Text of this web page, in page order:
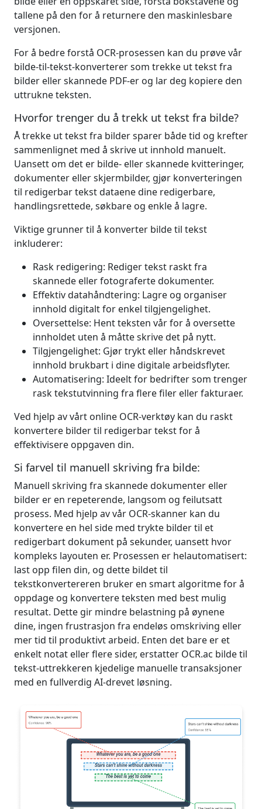
tallene på den for å returnere den maskinlesbare
versjonen.
For å bedre forstå OCR-prosessen kan du prøve vår
bilde-til-tekst-konverterer som trekke ut tekst fra
bilder eller skannede PDF-er og lar deg kopiere den
uttrukne teksten.
Hvorfor trenger du å trekk ut tekst fra bilde?
Å trekke ut tekst fra bilder sparer både tid og krefter
sammenlignet med å skrive ut innhold manuelt.
Uansett om det er bilde- eller skannede kvitteringer,
dokumenter eller skjermbilder, gjør konverteringen
til redigerbar tekst dataene dine redigerbare,
handlingsrettede, søkbare og enkle å lagre.
Viktige grunner til å konverter bilde til tekst
inkluderer:
Rask redigering: Rediger tekst raskt fra
skannede eller fotograferte dokumenter.
Effektiv datahåndtering: Lagre og organiser
innhold digitalt for enkel tilgjengelighet.
Oversettelse: Hent teksten vår for å oversette
innholdet uten å måtte skrive det på nytt.
Tilgjengelighet: Gjør trykt eller håndskrevet
innhold brukbart i dine digitale arbeidsflyter.
Automatisering: Ideelt for bedrifter som trenger
rask tekstutvinning fra flere filer eller fakturaer.
Ved hjelp av vårt online OCR-verktøy kan du raskt
konvertere bilder til redigerbar tekst for å
effektivisere oppgaven din.
Si farvel til manuell skriving fra bilde:
Manuell skriving fra skannede dokumenter eller
bilder er en repeterende, langsom og feilutsatt
prosess. Med hjelp av vår OCR-skanner kan du
konvertere en hel side med trykte bilder til et
redigerbart dokument på sekunder, uansett hvor
kompleks layouten er. Prosessen er helautomatisert:
last opp filen din, og dette bildet til
tekstkonvertereren bruker en smart algoritme for å
oppdage og konvertere teksten med best mulig
resultat. Dette gir mindre belastning på øynene
dine, ingen frustrasjon fra endeløs omskriving eller
mer tid til produktivt arbeid. Enten det bare er et
enkelt notat eller flere sider, erstatter OCR.ac bilde til
tekst-uttrekkeren kjedelige manuelle transaksjoner
med en fullverdig AI-drevet løsning.